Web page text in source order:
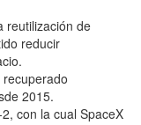
reutilización de
reducir
2015.
con la cual SpaceX